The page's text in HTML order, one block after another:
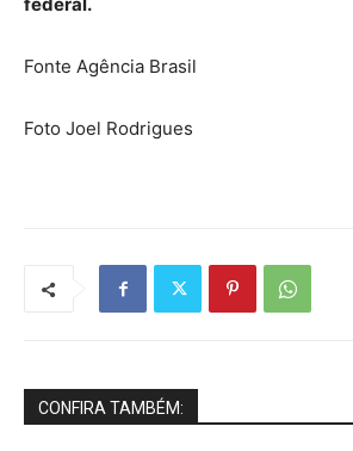
Fonte Agência Brasil
Foto Joel Rodrigues
CONFIRA TAMBÉM: